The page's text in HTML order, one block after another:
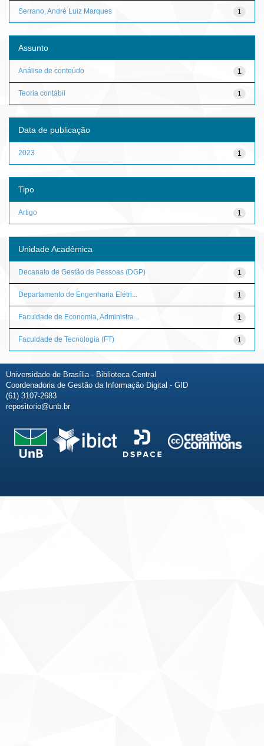
1
Serrano, André Luiz Marques
Assunto
1
Análise de conteúdo
1
Teoria contábil
Data de publicação
1
2023
Tipo
1
Artigo
Unidade Acadêmica
1
Decanato de Gestão de Pessoas (DGP)
1
Departamento de Engenharia Elétri...
1
Faculdade de Economia, Administra...
1
Faculdade de Tecnologia (FT)
Universidade de Brasília - Biblioteca Central
Coordenadoria de Gestão da Informação Digital - GID
(61) 3107-2683
repositorio@unb.br